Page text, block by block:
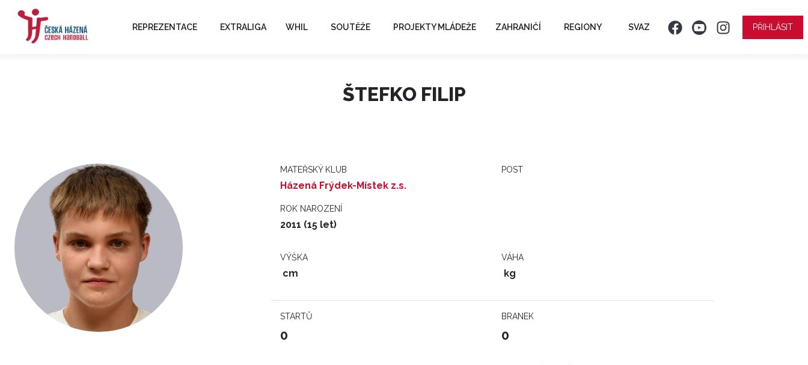
REPREZENTACE EXTRALIGA WHIL SOUTĚŽE PROJEKTY MLÁDEŽE ZAHRANIČÍ REGIONY SVAZ PŘIHLÁSIT
ŠTEFKO FILIP
MATEŘSKÝ KLUB
Házená Frýdek-Místek z.s.
POST
ROK NAROZENÍ
2011 (15 let)
VÝŠKA
cm
VÁHA
kg
STARTŮ
0
BRANEK
0